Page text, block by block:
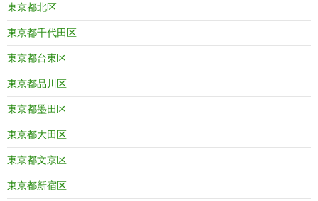
東京都北区
東京都千代田区
東京都台東区
東京都品川区
東京都墨田区
東京都大田区
東京都文京区
東京都新宿区